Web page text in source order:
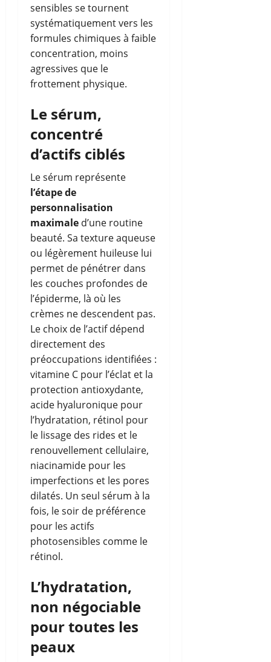
sensibles se tournent
systématiquement vers les
formules chimiques à faible
concentration, moins
agressives que le
frottement physique.
Le sérum,
concentré
d’actifs ciblés
Le sérum représente
l’étape de
personnalisation
maximale d’une routine
beauté. Sa texture aqueuse
ou légèrement huileuse lui
permet de pénétrer dans
les couches profondes de
l’épiderme, là où les
crèmes ne descendent pas.
Le choix de l’actif dépend
directement des
préoccupations identifiées :
vitamine C pour l’éclat et la
protection antioxydante,
acide hyaluronique pour
l’hydratation, rétinol pour
le lissage des rides et le
renouvellement cellulaire,
niacinamide pour les
imperfections et les pores
dilatés. Un seul sérum à la
fois, le soir de préférence
pour les actifs
photosensibles comme le
rétinol.
L’hydratation,
non négociable
pour toutes les
peaux